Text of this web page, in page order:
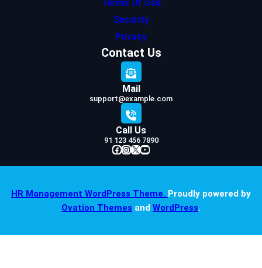
Terms Of Use
Security
Privacy
Contact Us
Mail
support@example.com
Call Us
91 123 456 7890
Facebook InstagramX YouTube
HR Management WordPress Theme. Proudly powered by
Ovation Themes and WordPress.